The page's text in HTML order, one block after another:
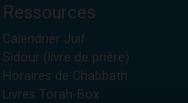
Ressources
Calendrier Juif
Sidour (livre de prière)
Horaires de Chabbath
Livres Torah-Box